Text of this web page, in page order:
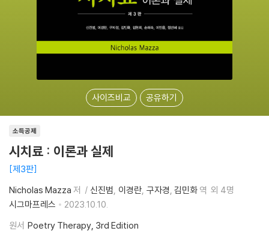
사이즈비교 공유하기
소득공제
시치료 : 이론과 실제
제3판
Nicholas Mazza 저 신진범 이경란 구자경 김민화 역 외 4명
시그마프레스
2023.10.10.
원서 Poetry Therapy, 3rd Edition